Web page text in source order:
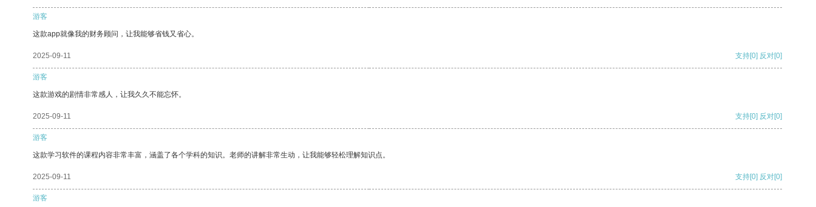
游客
这款app就像我的财务顾问，让我能够省钱又省心。
2025-09-11 支持[0] 反对[0]
游客
这款游戏的剧情非常感人，让我久久不能忘怀。
2025-09-11 支持[0] 反对[0]
游客
这款学习软件的课程内容非常丰富，涵盖了各个学科的知识。老师的讲解非常生动，让我能够轻松理解知识点。
2025-09-11 支持[0] 反对[0]
游客